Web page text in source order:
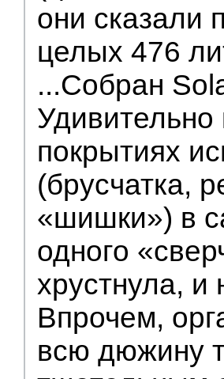
они сказали
целых 476
...Собран
Удивительно
покрытиях
(брусчатка,
«шишки») в
одного
хрустнула, и
Впрочем,
всю дюжину